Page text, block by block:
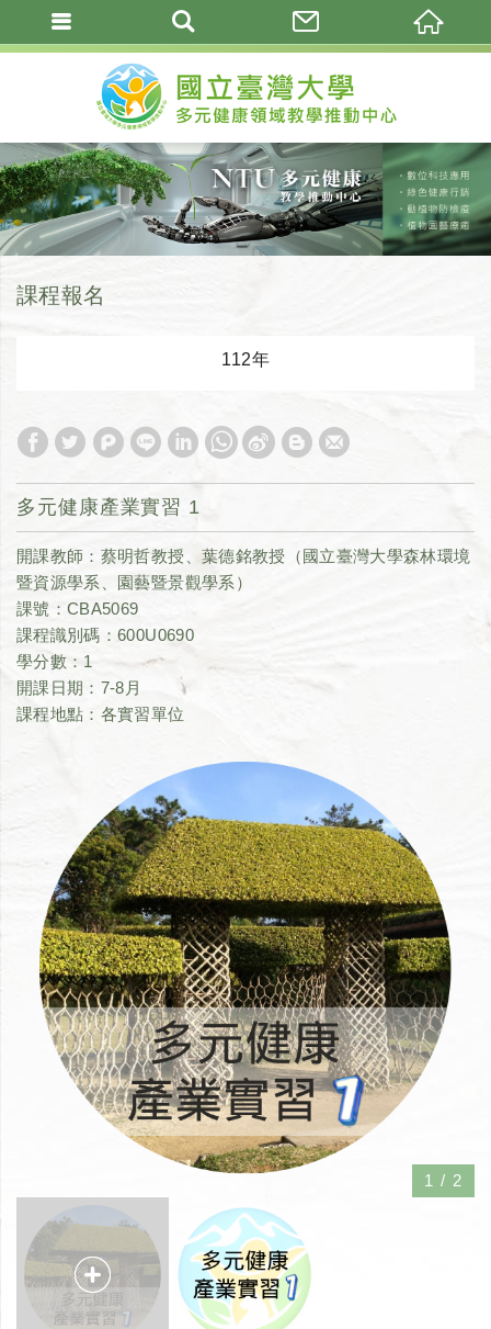
課程報名
112年
多元健康產業實習 1
開課教師：蔡明哲教授、葉德銘教授（國立臺灣大學森林環境
暨資源學系、園藝暨景觀學系）
課號：CBA5069
課程識別碼：600U0690
學分數：1
開課日期：7-8月
課程地點：各實習單位
1 / 2